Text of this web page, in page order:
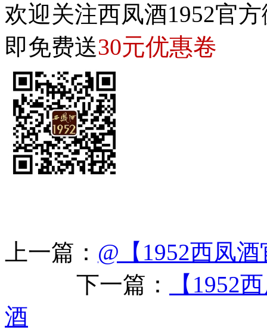
欢迎关注西凤酒1952官
即免费送30元优惠卷
上一篇： @【1952西凤
下一篇：
【1952
酒